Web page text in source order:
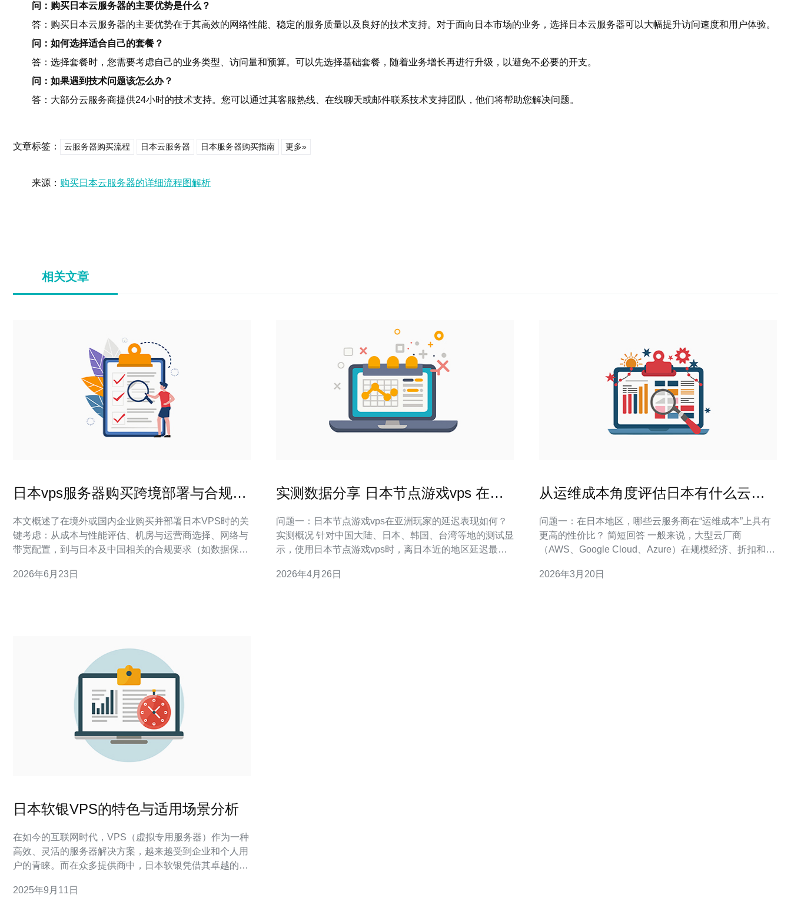
问：购买日本云服务器的主要优势是什么？
答：购买日本云服务器的主要优势在于其高效的网络性能、稳定的服务质量以及良好的技术支持。对于面向日本市场的业务，选择日本云服务器可以大幅提升访问速度和用户体验。
问：如何选择适合自己的套餐？
答：选择套餐时，您需要考虑自己的业务类型、访问量和预算。可以先选择基础套餐，随着业务增长再进行升级，以避免不必要的开支。
问：如果遇到技术问题该怎么办？
答：大部分云服务商提供24小时的技术支持。您可以通过其客服热线、在线聊天或邮件联系技术支持团队，他们将帮助您解决问题。
文章标签： 云服务器购买流程 日本云服务器 日本服务器购买指南 更多»
来源： 购买日本云服务器的详细流程图解析
相关文章
日本vps服务器购买跨境部署与合规注
本文概述了在境外或国内企业购买并部署日本VPS时的关
键考虑：从成本与性能评估、机房与运营商选择、网络与
带宽配置，到与日本及中国相关的合规要求（如数据保
议，帮助降低法律与业务风险。 需要预算多少成本才能开
2026年6月23日
实测数据分享 日本节点游戏vps 在不
问题一：日本节点游戏vps在亚洲玩家的延迟表现如何？
实测概况 针对中国大陆、日本、韩国、台湾等地的测试显
示，使用日本节点游戏vps时，离日本近的地区延迟最
国表现最佳，中国东部和台湾略高但仍可接受。 关键数据
2026年4月26日
从运维成本角度评估日本有什么云服
问题一：在日本地区，哪些云服务商在“运维成本”上具有
更高的性价比？ 简短回答 一般来说，大型云厂商
（AWS、Google Cloud、Azure）在规模经济、折扣和自
NTT、GMO）在小规模、带宽成本和本地支持上常常更
2026年3月20日
日本软银VPS的特色与适用场景分析
在如今的互联网时代，VPS（虚拟专用服务器）作为一种
高效、灵活的服务器解决方案，越来越受到企业和个人用
户的青睐。而在众多提供商中，日本软银凭借其卓越的技
的最佳选择。本文将深入分析日本软银VPS的特色、性能
2025年9月11日